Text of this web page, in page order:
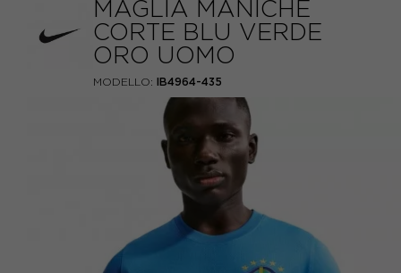
MAGLIA MANICHE
CORTE BLU VERDE
ORO UOMO
MODELLO: IB4964-435